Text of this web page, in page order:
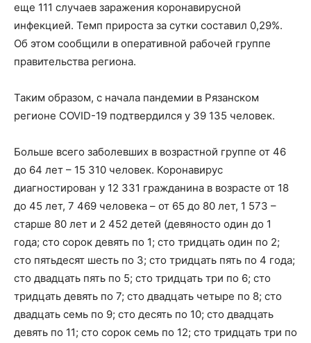
еще 111 случаев заражения коронавирусной
инфекцией. Темп прироста за сутки составил 0,29%.
Об этом сообщили в оперативной рабочей группе
правительства региона.
Таким образом, с начала пандемии в Рязанском
регионе COVID-19 подтвердился у 39 135 человек.
Больше всего заболевших в возрастной группе от 46
до 64 лет – 15 310 человек. Коронавирус
диагностирован у 12 331 гражданина в возрасте от 18
до 45 лет, 7 469 человека – от 65 до 80 лет, 1 573 –
старше 80 лет и 2 452 детей (девяносто один до 1
года; сто сорок девять по 1; сто тридцать один по 2;
сто пятьдесят шесть по 3; сто тридцать пять по 4 года;
сто двадцать пять по 5; сто тридцать три по 6; сто
тридцать девять по 7; сто двадцать четыре по 8; сто
двадцать семь по 9; сто десять по 10; сто двадцать
девять по 11; сто сорок семь по 12; сто тридцать три по